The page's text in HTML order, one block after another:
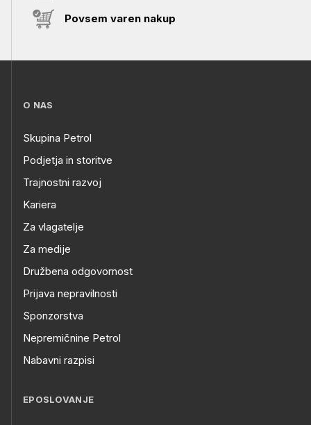
Povsem varen nakup
O NAS
Skupina Petrol
Podjetja in storitve
Trajnostni razvoj
Kariera
Za vlagatelje
Za medije
Družbena odgovornost
Prijava nepravilnosti
Sponzorstva
Nepremičnine Petrol
Nabavni razpisi
EPOSLOVANJE